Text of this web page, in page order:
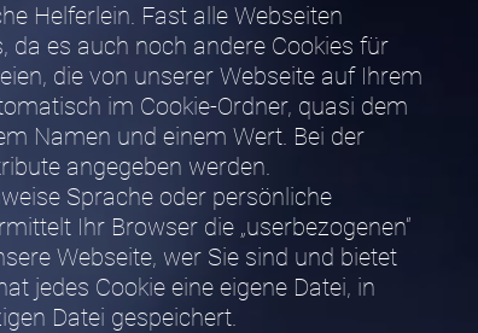
Helferlein. Fast alle Webseiten
da es auch noch andere Cookies für
die von unserer Webseite auf Ihrem
im Cookie-Ordner, quasi dem
Namen und einem Wert. Bei der
angegeben werden.
Sprache oder persönliche
Ihr Browser die „userbezogenen“
Webseite, wer Sie sind und bietet
jedes Cookie eine eigene Datei, in
Datei gespeichert.